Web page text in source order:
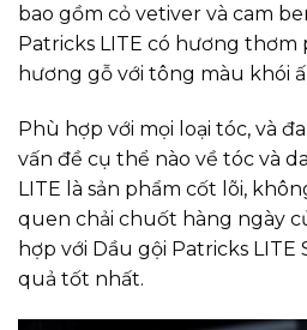
bao gồm cỏ vetiver và cam
Patricks LITE có hương thơm
hương gỗ với tông màu khói
Phù hợp với mọi loại tóc, và
vấn đề cụ thể nào về tóc và
LITE là sản phẩm cốt lõi,
quen chải chuốt hàng ngày
hợp với Dầu gội Patricks LITE
quả tốt nhất.